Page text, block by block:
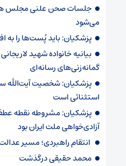
جلسات صحن علنی مجلس
می‌شود
پزشکیان: باید پُست‌ها را به
بیانیه خانواده شهید
گمانه‌زنی‌های رسانه‌ای
پزشکیان: شخصیت آیت‌الله
استثنائی است
پزشکیان: مشروطه نقطه
آزادی‌خواهی ملت ایران بود
انتقام راهبردی؛ مسیر
محمد حقیقی درگذشت